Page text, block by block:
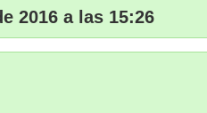
2016 a las 15:26